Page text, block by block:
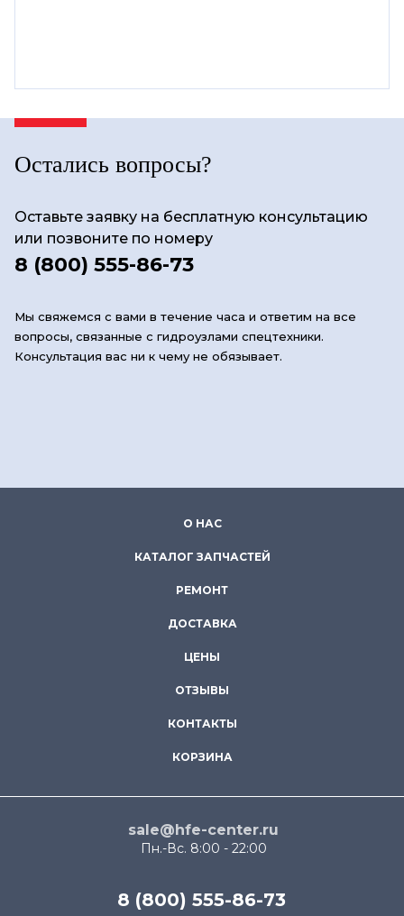
Остались вопросы?
Оставьте заявку на бесплатную консультацию
или позвоните по номеру
8 (800) 555-86-73
Мы свяжемся с вами в течение часа и ответим на все
вопросы, связанные с гидроузлами спецтехники.
Консультация вас ни к чему не обязывает.
О НАС
КАТАЛОГ ЗАПЧАСТЕЙ
РЕМОНТ
ДОСТАВКА
ЦЕНЫ
ОТЗЫВЫ
КОНТАКТЫ
КОРЗИНА
sale@hfe-center.ru
Пн.-Вс. 8:00 - 22:00
8 (800) 555-86-73